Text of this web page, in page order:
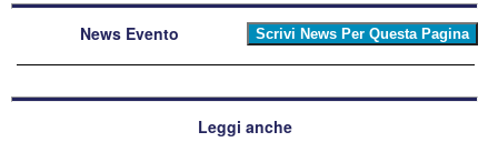
News Evento
Leggi anche